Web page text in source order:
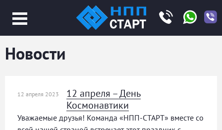
Новости
12 апреля 2023
12 апреля – День
Космонавтики
Уважаемые друзья! Команда «НПП-СТАРТ» вместе со